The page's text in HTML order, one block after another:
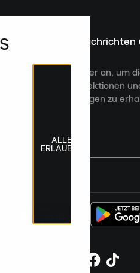
die neuesten Nachrichten
an
den Laced Newsletter an, um
kuratierte Kollektionen
Produktempfehlungen zu
ALLE
ERLAUBEN